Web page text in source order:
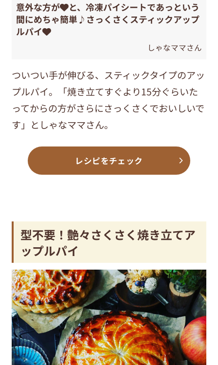
意外な方が❤️と、冷凍パイシートであっという
間にめちゃ簡単♪さっくさくスティックアップ
ルパイ❤️
しゃなママさん
ついつい手が伸びる、スティックタイプのアッ
プルパイ。「焼き立てすぐより15分ぐらいた
ってからの方がさらにさっくさくでおいしいで
す」としゃなママさん。
レシピをチェック
型不要！艶々さくさく焼き立てア
ップルパイ